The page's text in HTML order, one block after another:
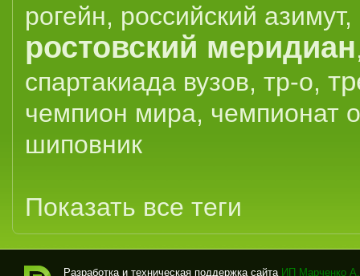
рогейн, российский азимут,
ростовский меридиан
спартакиада вузов, тр-о,
чемпион мира, чемпионат
шиповник
Показать все теги
Разработка и техническая поддержка сайта ИП Марченко